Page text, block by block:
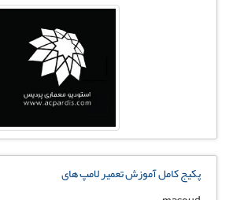
پکیج کامل آموزش تعمیر لامپ های